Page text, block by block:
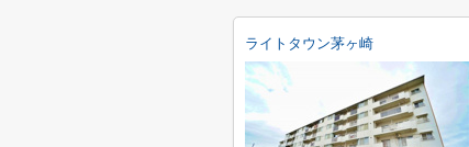
ライトタウン茅ヶ崎